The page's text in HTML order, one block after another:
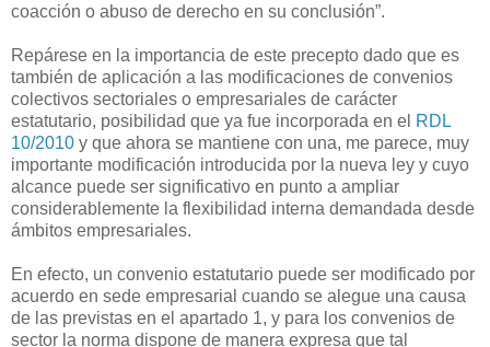
coacción o abuso de derecho en su conclusión”.
Repárese en la importancia de este precepto dado que es
también de aplicación a las modificaciones de convenios
colectivos sectoriales o empresariales de carácter
estatutario, posibilidad que ya fue incorporada en el RDL
10/2010 y que ahora se mantiene con una, me parece, muy
importante modificación introducida por la nueva ley y cuyo
alcance puede ser significativo en punto a ampliar
considerablemente la flexibilidad interna demandada desde
ámbitos empresariales.
En efecto, un convenio estatutario puede ser modificado por
acuerdo en sede empresarial cuando se alegue una causa
de las previstas en el apartado 1, y para los convenios de
sector la norma dispone de manera expresa que tal